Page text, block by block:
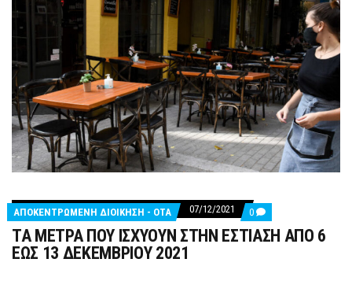
ΑΠΟΚΕΝΤΡΩΜΕΝΗ ΔΙΟΙΚΗΣΗ - ΟΤΑ 07/12/2021 0 COMMENTS
ON
ΤΑ
ΤΑ ΜΕΤΡΑ ΠΟΥ ΙΣΧΥΟΥΝ ΣΤΗΝ ΕΣΤΙΑΣΗ ΑΠΟ 6
ΕΩΣ 13 ΔΕΚΕΜΒΡΙΟΥ 2021